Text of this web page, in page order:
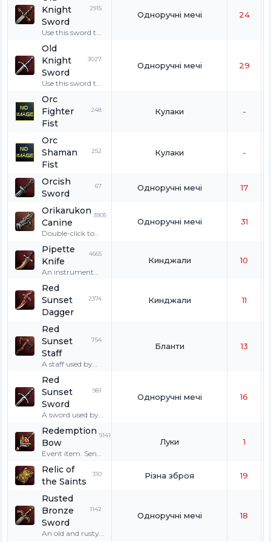
Ruins of Agony
to gather bone
pieces.
Knight
Sword
2915
Use this sword to
blow to the spirit
of Sir Herod.
Одноручні мечі 24
Old
Knight
Sword
3027
Use this sword to
blow to the spirit
of Sir Herod.
Одноручні мечі 29
Orc
Fighter
Fist
248 Кулаки -
Orc
Shaman
Fist
252 Кулаки -
Orcish
Sword
67 Одноручні мечі 17
Orikarukon
Canine
3905
Double-click to
wolves, great
wolves, and
fenrir.
Одноручні мечі 31
Pipette
Knife
4665
An instrument
blood of living
creatures. Use it
to cut Baium and
sample.
Кинджали 10
Red
Sunset
Dagger
2374 Кинджали 11
Red
Sunset
Staff
754
A staff used by
belonging to the
Red Sunset clan.
Бланти 13
Red
Sunset
Sword
981
A sword used by
belonging to the
Red Sunset clan.
Одноручні мечі 16
Redemption
Bow
9141
Event item. Send
to select mutated
creatures. The
Shot" and
"Double Heart
Shot" can be
used.
Луки 1
Relic of
the Saints
310 Різна зброя 19
Rusted
Bronze
Sword
1142
An old and rusty
Одноручні мечі 18